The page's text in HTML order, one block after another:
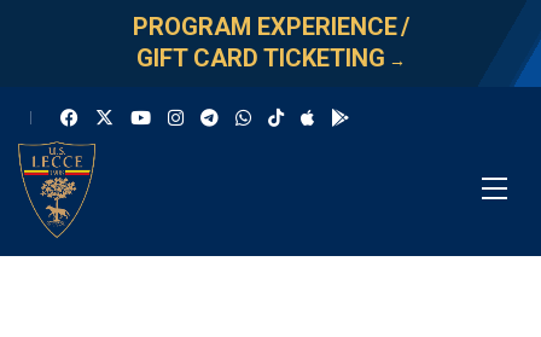
PROGRAM EXPERIENCE/
GIFT CARD TICKETING →